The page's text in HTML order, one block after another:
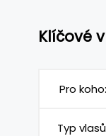
Klíčové
Pro koho:
Typ